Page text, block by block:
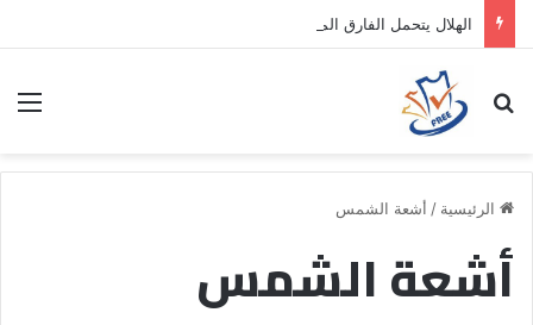
بحث عن
الرئيسية / أشعة الشمس
أشعة الشمس